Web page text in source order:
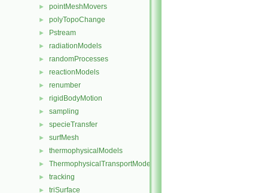
► pointMeshMovers
► polyTopoChange
► Pstream
► radiationModels
► randomProcesses
► reactionModels
► renumber
► rigidBodyMotion
► sampling
► specieTransfer
► surfMesh
► thermophysicalModels
► ThermophysicalTransportModels
► tracking
► triSurface